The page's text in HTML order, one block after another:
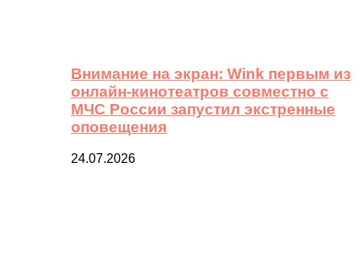
Внимание на экран: Wink первым из
онлайн-кинотеатров совместно с
МЧС России запустил экстренные
оповещения
24.07.2026